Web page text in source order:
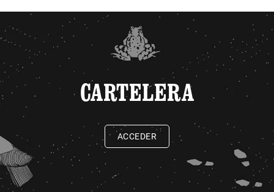
CARTELERA
ACCEDER